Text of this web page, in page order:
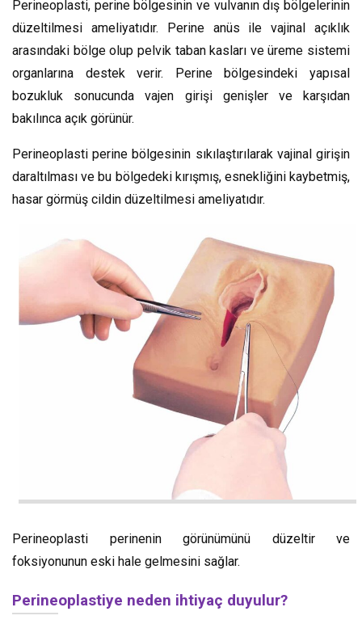
Perineoplasti, perine bölgesinin ve vulvanın dış bölgelerinin
düzeltilmesi ameliyatıdır. Perine anüs ile vajinal açıklık
arasındaki bölge olup pelvik taban kasları ve üreme sistemi
organlarına destek verir. Perine bölgesindeki yapısal
bozukluk sonucunda vajen girişi genişler ve karşıdan
bakılınca açık görünür.
Perineoplasti perine bölgesinin sıkılaştırılarak vajinal girişin
daraltılması ve bu bölgedeki kırışmış, esnekliğini kaybetmiş,
hasar görmüş cildin düzeltilmesi ameliyatıdır.
Perineoplasti perinenin görünümünü düzeltir ve
foksiyonunun eski hale gelmesini sağlar.
Perineoplastiye neden ihtiyaç duyulur?